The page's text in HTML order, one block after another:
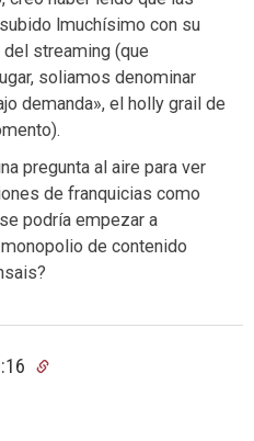
lmuchísimo con su
streaming (que
soliamos denominar
demanda», el holly grail de
pregunta al aire para ver
de franquicias como
podría empezar a
de contenido